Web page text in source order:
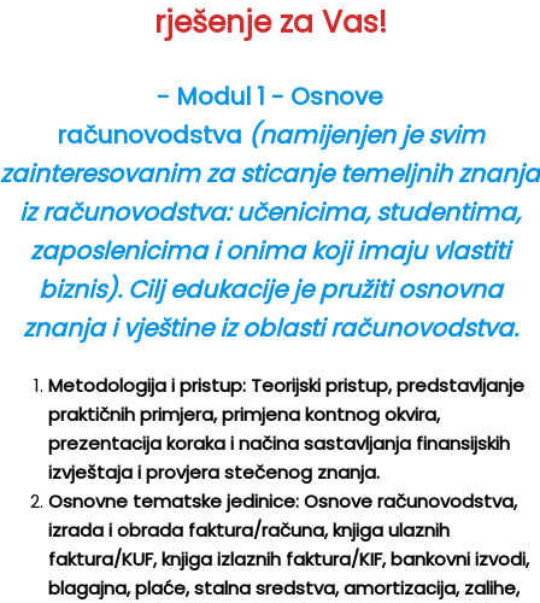
rješenje za Vas!
- Modul 1 - Osnove
računovodstva (namijenjen je svim
zainteresovanim za sticanje temeljnih znanja
iz računovodstva: učenicima, studentima,
zaposlenicima i onima koji imaju vlastiti
biznis). Cilj edukacije je pružiti osnovna
znanja i vještine iz oblasti računovodstva.
Metodologija i pristup: Teorijski pristup, predstavljanje
praktičnih primjera, primjena kontnog okvira,
prezentacija koraka i načina sastavljanja finansijskih
izvještaja i provjera stečenog znanja.
Osnovne tematske jedinice: Osnove računovodstva,
izrada i obrada faktura/računa, knjiga ulaznih
faktura/KUF, knjiga izlaznih faktura/KIF, bankovni izvodi,
blagajna, plaće, stalna sredstva, amortizacija, zalihe,